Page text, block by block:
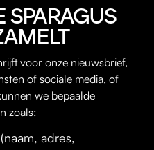
SPARAGUS
voor onze nieuwsbrief,
of sociale media, of
we bepaalde
zoals:
adres,